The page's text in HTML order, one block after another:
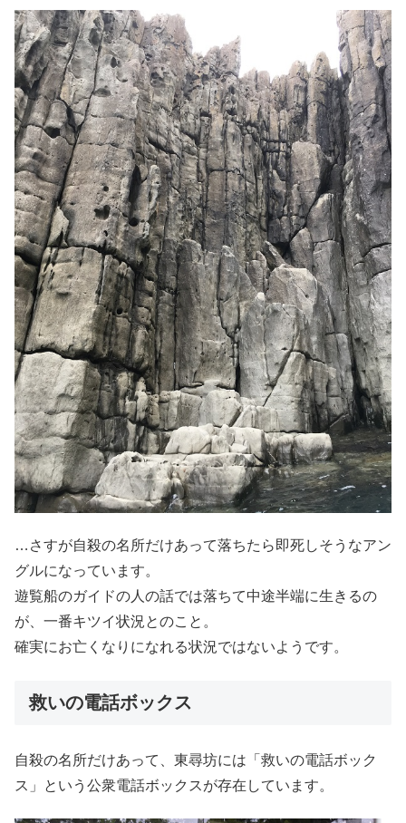
…さすが自殺の名所だけあって落ちたら即死しそうなアン
グルになっています。
遊覧船のガイドの人の話では落ちて中途半端に生きるの
が、一番キツイ状況とのこと。
確実にお亡くなりになれる状況ではないようです。
救いの電話ボックス
自殺の名所だけあって、東尋坊には「救いの電話ボック
ス」という公衆電話ボックスが存在しています。